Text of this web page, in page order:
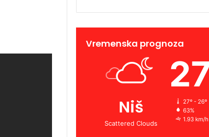
Vremenska prognoza
Niš
Scattered Clouds
27º - 26º
63%
1.93 km/h